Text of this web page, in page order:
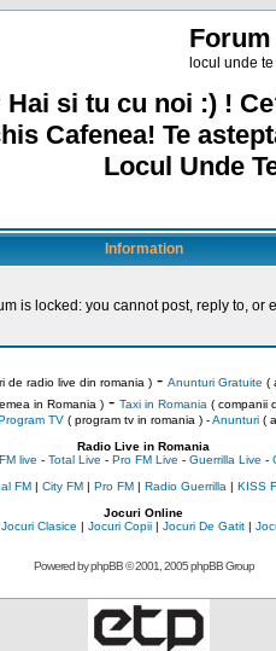
locul unde
si tu cu noi :) !
Cafenea! Te
Locul Unde
Information
is locked: you cannot post, reply to, or
de radio live din romania )- Anunturi Gratuite (
in Romania )- Taxi in Romania ( companii
TV( program tv in romania )-Anunturi(
Radio Live in Romania
live - Total Live - Pro FM Live - Guerrilla Live -
FM| City FM| Pro FM| Radio Guerrilla | KISS
Jocuri Online
Jocuri Clasice | Jocuri Copii| Jocuri De Gatit|
Powered byphpBB© 2001, 2005 phpBB Group